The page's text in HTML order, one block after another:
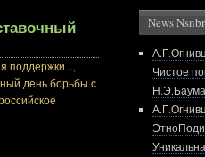
поддержки...,
день борьбы с
News
Чистое